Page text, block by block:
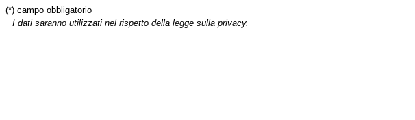
(*) campo obbligatorio
I dati saranno utilizzati nel rispetto della legge sulla privacy.